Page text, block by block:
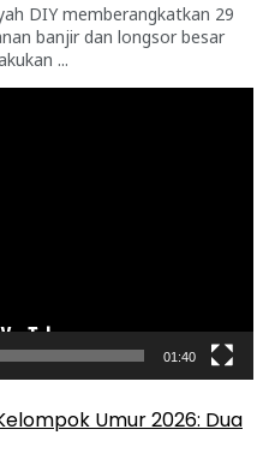
Umur 2026: Dua
DIY memberangkatkan 29
banjir dan longsor besar
...
01:40